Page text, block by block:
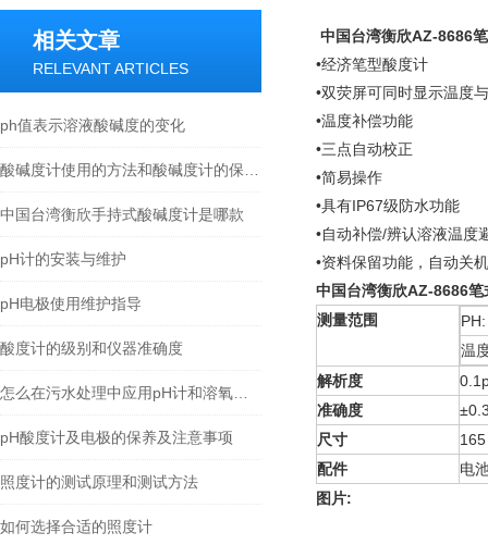
相关文章
RELEVANT ARTICLES
ph值表示溶液酸碱度的变化
中国台湾衡欣手持式酸碱度计是哪款
pH计的安装与维护
pH电极使用维护指导
酸度计的级别和仪器准确度
pH酸度计及电极的保养及注意事项
照度计的测试原理和测试方法
如何选择合适的照度计
中国台湾衡欣AZ-8686
•经济笔型酸度计
•双荧屏可同时显示温度
•温度补偿功能
•三点自动校正
•简易操作
•具有IP67级防水功能
•自动补偿/辨认溶液温度
•资料保留功能，自动关
中国台湾衡欣AZ-8686笔
测量范围
温
解析度
准确度
尺寸
配件
电
图片: